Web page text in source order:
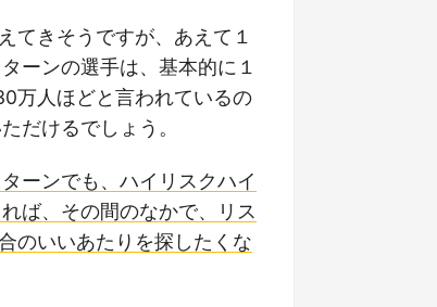
てきそうですが、あえて１
ーンの選手は、基本的に１
万人ほどと言われているの
だけるでしょう。
ーンでも、ハイリスクハイ
ば、その間のなかで、リス
のいいあたりを探したくな